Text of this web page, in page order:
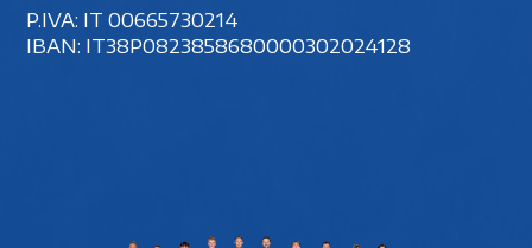
P.IVA: IT 00‍665730214
IBAN: IT38P0823858680000302024128